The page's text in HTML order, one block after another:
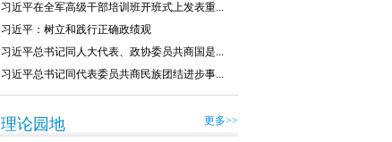
习近平在全军高级干部培训班开班式上发表重...
习近平：树立和践行正确政绩观
习近平总书记同人大代表、政协委员共商国是...
习近平总书记同代表委员共商民族团结进步事...
理论园地 更多>>